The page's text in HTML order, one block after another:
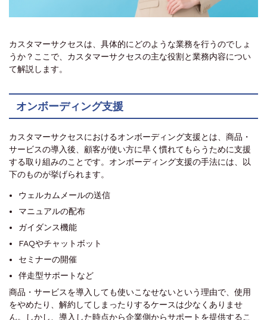
カスタマーサクセスは、具体的にどのような業務を行うのでしょ
うか？ここで、カスタマーサクセスの主な役割と業務内容につい
て解説します。
オンボーディング支援
カスタマーサクセスにおけるオンボーディング支援とは、商品・
サービスの導入後、顧客が使い方に早く慣れてもらうために支援
する取り組みのことです。オンボーディング支援の手法には、以
下のものが挙げられます。
ウェルカムメールの送信
マニュアルの配布
ガイダンス機能
FAQやチャットボット
セミナーの開催
伴走型サポートなど
商品・サービスを導入しても使いこなせないという理由で、使用
をやめたり、解約してしまったりするケースは少なくありませ
ん。しかし、導入した時点から企業側からサポートを提供するこ